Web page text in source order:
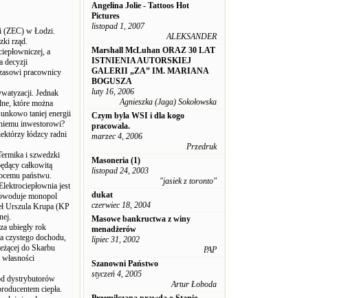
(ZEC) w Łodzi.
rząd.
a
decyzji
pracownicy
Jednak
które można
taniej energii
inwestorowi?
łódzcy radni
i szwedzki
całkowitą
państwu.
jest
monopol
Urszula Krupa (KP
ubiegły rok
czystego dochodu,
do Skarbu
dystrybutorów
ciepła.
Angelina Jolie - Tattoos Hot
Pictures
listopad 1, 2007
ALEKSANDER
Marshall McLuhan ORAZ 30 LAT
ISTNIENIA AUTORSKIEJ
GALERII „ZA” IM. MARIANA
BOGUSZA
luty 16, 2006
Agnieszka (Jaga) Sokołowska
Czym byla WSI i dla kogo
pracowala.
marzec 4, 2006
Przedruk
Masoneria (1)
listopad 24, 2003
"jasiek z toronto"
dukat
czerwiec 18, 2004
Masowe bankructwa z winy
menadżerów
lipiec 31, 2002
PAP
Szanowni Państwo
styczeń 4, 2005
Artur Łoboda